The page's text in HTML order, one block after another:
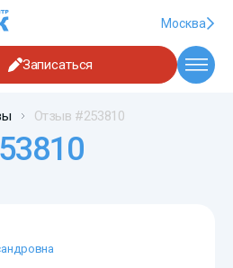
Москва
Записаться
Отзыв #253810